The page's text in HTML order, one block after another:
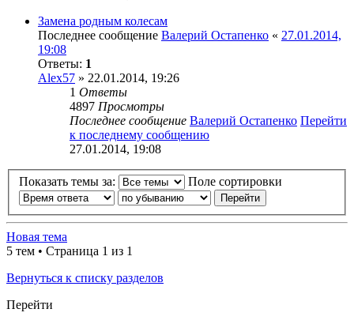
Замена родным колесам
Последнее сообщение Валерий Остапенко « 27.01.2014,
19:08
Ответы: 1
Alex57 » 22.01.2014, 19:26
1 Ответы
4897 Просмотры
Последнее сообщение Валерий Остапенко Перейти
к последнему сообщению
27.01.2014, 19:08
Показать темы за: Поле сортировки
Новая тема
5 тем • Страница 1 из 1
Вернуться к списку разделов
Перейти